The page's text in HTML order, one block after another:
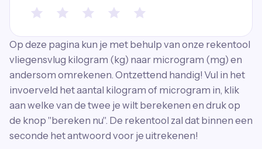
Op deze pagina kun je met behulp van onze rekentool
vliegensvlug kilogram (kg) naar microgram (mg) en
andersom omrekenen. Ontzettend handig! Vul in het
invoerveld het aantal kilogram of microgram in, klik
aan welke van de twee je wilt berekenen en druk op
de knop ''bereken nu''. De rekentool zal dat binnen een
seconde het antwoord voor je uitrekenen!